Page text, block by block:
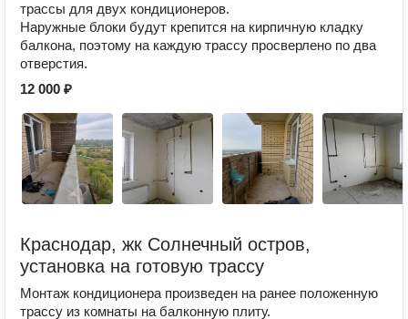
трассы для двух кондиционеров.
Наружные блоки будут крепится на кирпичную кладку
балкона, поэтому на каждую трассу просверлено по два
отверстия.
12 000 ₽
Краснодар, жк Солнечный остров,
установка на готовую трассу
Монтаж кондиционера произведен на ранее положенную
трассу из комнаты на балконную плиту.